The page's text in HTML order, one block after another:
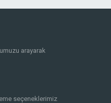
arayarak
seçeneklerimiz